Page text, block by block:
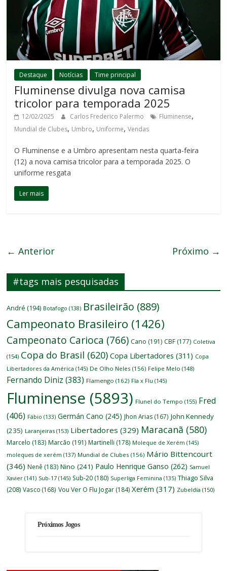
Destaque Notícias Time principal
Fluminense divulga nova camisa
tricolor para temporada 2025
12/02/2025 Carlos Frederico Palermo Fluminense,
Mundial de Clubes, Umbro, Uniforme,Vendas
O Fluminense e a Umbro apresentam nesta quarta-feira
(12) a nova camisa tricolor para a temporada 2025. O
uniforme resgata
Ler mais
← Anterior Próximo →
#tags mais pesquisadas
André (194) Botafogo (138) Brasileirão (889)
Campeonato Brasileiro (1426)
Campeonato Carioca (766) Cano (191) CBF (177) Coletiva
(154) Copa do Brasil (620) Copa Libertadores (311) Copa
Libertadores da América (145) De Olho Neles (156) Felipe Melo (148)
Fernando Diniz (383) Flamengo (162) Fla x Flu (145)
Fluminense (5893) Flunel do Tempo (155) Fred
(406) Fábio (133) Germán Cano (245) Jhon Arias (167) John Kennedy
(235) Laranjeiras (153) Libertadores (329) Maracanã (580)
Marcelo (183) Marcão (191) Martinelli (178) Moleque de Xerém (145)
moleques de xerém (137) Mundial de Clubes (156) Mário Bittencourt
(346) Nenê (183) Nino (241) Paulo Henrique Ganso (262) Samuel
Xavier (141) Sub-17 (145) Sub-20 (180) Superliga Feminina (135) Thiago Silva
(208) Vasco (168) Vou Ver O Flu Jogar (184) Xerém (317) Zubeldía (150)
Próximos Jogos